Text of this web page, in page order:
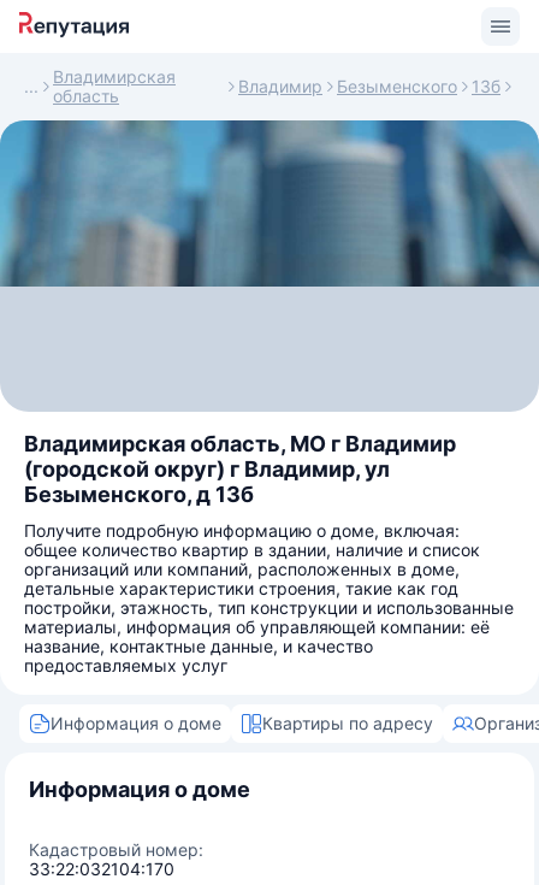
Владимирская
область
Владимир Безыменского 13б
Владимирская область, МО г Владимир
(городской округ) г Владимир, ул
Безыменского, д 13б
Получите подробную информацию о доме, включая:
общее количество квартир в здании, наличие и список
организаций или компаний, расположенных в доме,
детальные характеристики строения, такие как год
постройки, этажность, тип конструкции и использованные
материалы, информация об управляющей компании: её
название, контактные данные, и качество
предоставляемых услуг
Информация о доме Квартиры по адресу
Информация о доме
Кадастровый номер:
33:22:032104:170